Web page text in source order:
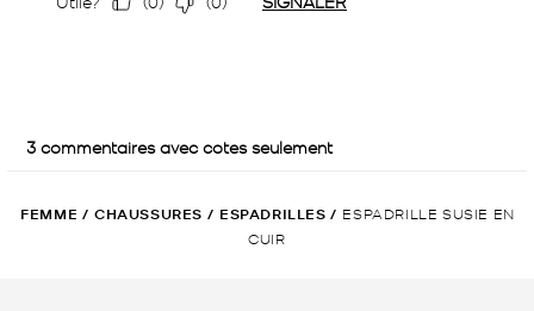
FEMME / CHAUSSURES / ESPADRILLES / ESPADRILLE SUSIE EN
CUIR